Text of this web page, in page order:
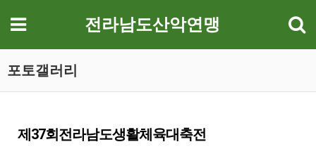
메뉴 전라남도산악연맹
포토갤러리
제37회전라남도생활체육대축전